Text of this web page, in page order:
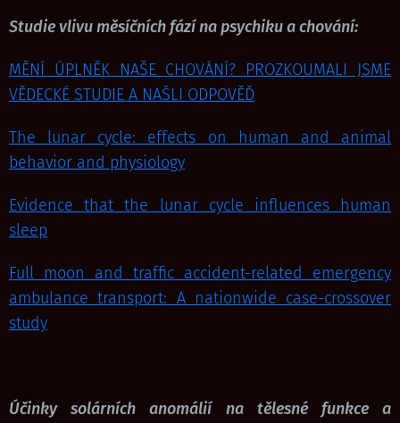
Studie vlivu měsíčních fází na psychiku a chování:
MĚNÍ ÚPLNĚK NAŠE CHOVÁNÍ? PROZKOUMALI JSME
VĚDECKÉ STUDIE A NAŠLI ODPOVĚĎ
The lunar cycle: effects on human and animal
behavior and physiology
Evidence that the lunar cycle influences human
sleep
Full moon and traffic accident-related emergency
ambulance transport: A nationwide case-crossover
study
Účinky solárních anomálií na tělesné funkce a